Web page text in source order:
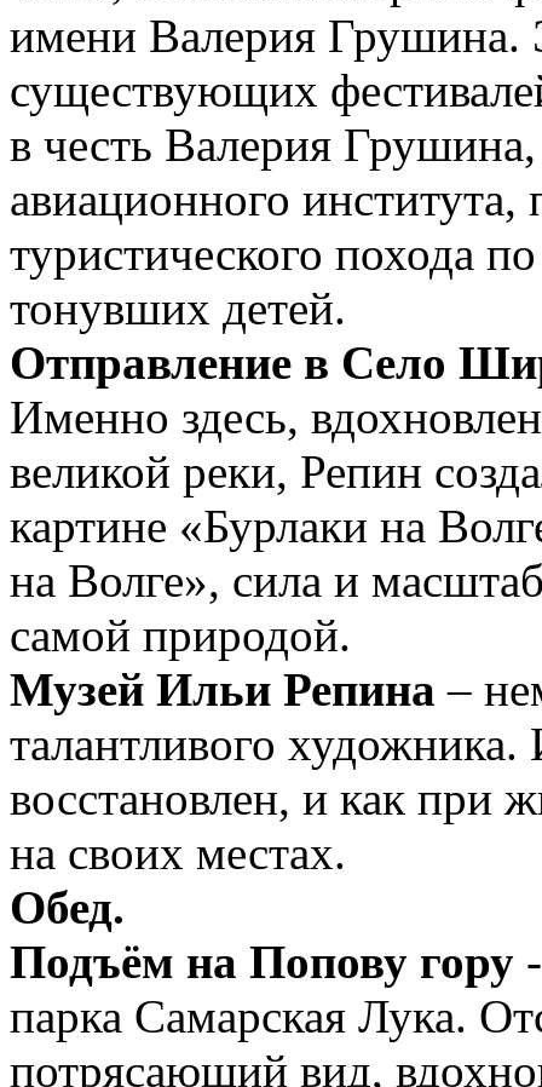
имени Валерия Грушина.
существующих
в честь Валерия
авиационного
туристического похода
тонувших детей.
Отправление в Село
Именно здесь,
великой реки, Репин
картине «Бурлаки на
на Волге», сила и
самой природой.
Музей Ильи Репина –
талантливого
восстановлен, и как при
на своих местах.
Обед.
Подъём на Попову гору
парка Самарская Лука.
потрясающий вид,